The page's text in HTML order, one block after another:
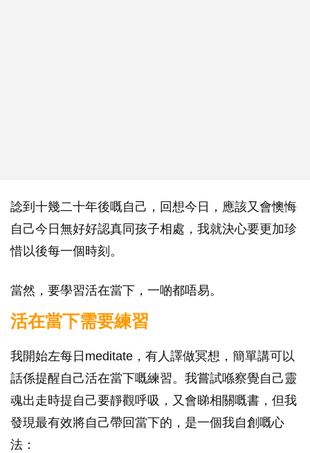
諗到十幾二十年後嘅自己，回想今日，應該又會懊悔
自己今日無好好認真同孩子相處，我就決心要更加珍
惜以後每一個時刻。
當然，要學習活在當下，一啲都唔易。
活在當下需要練習
我開始左每日meditate，有人譯做冥想，簡單講可以
話係提醒自己活在當下嘅練習。我嘗試喺察覺自己靈
魂出走時提自己要靜觀呼吸，又會睇相關嘅書，但我
發現最有效將自己帶回當下的，是一個我自創嘅心
法：